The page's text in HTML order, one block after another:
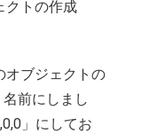
クトの作成
オブジェクトの
前にしまし
」にしてお